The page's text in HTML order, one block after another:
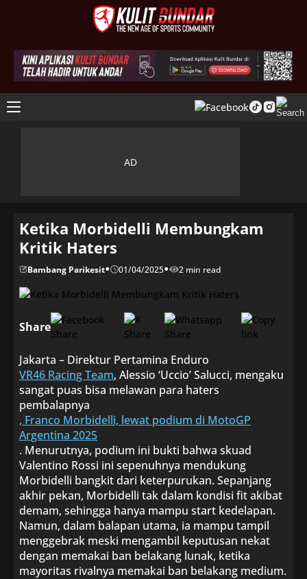
Ketika Morbidelli Membungkam
Kritik Haters
Bambang Parikesit• 01/04/2025• 2 min read
Share
Jakarta – Direktur Pertamina Enduro
VR46 Racing Team, Alessio ‘Uccio’ Salucci, mengaku
sangat puas bisa melawan para haters
pembalapnya
, Franco Morbidelli, lewat podium di MotoGP
Argentina 2025
. Menurutnya, podium ini bukti bahwa skuad
Valentino Rossi ini sepenuhnya mendukung
Morbidelli bangkit dari keterpurukan. Sepanjang
akhir pekan, Morbidelli tak dalam kondisi fit akibat
demam, sehingga hanya mampu start kedelapan.
Namun, dalam balapan utama, ia mampu tampil
menggebrak meski mengambil keputusan nekat
dengan memakai ban belakang lunak, ketika
mayoritas rivalnya memakai ban belakang medium.